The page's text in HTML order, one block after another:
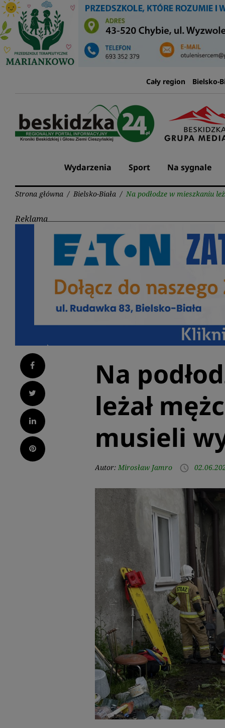
Przejdź
do
treści
Cały region Bielsko-
Wydarzenia Sport Na sygnale
Strona główna / Bielsko-Biała / Na podłodze w mieszkaniu
Reklama
Facebook
Twitter
LinkedIn
Pinterest
Na
leżał
musieli
Autor: Mirosław Jamro access_time